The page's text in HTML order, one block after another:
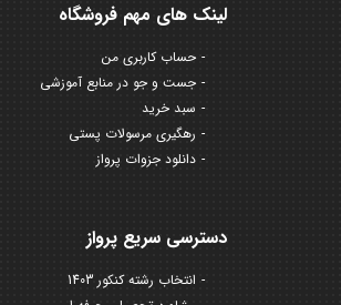
لینک های مهم فروشگاه
حساب کاربری من
جست و جو در منابع آموزشی
سبد خرید
رهگیری مرسولات پستی
دانلود جزوات پرواز
دسترسی سریع پرواز
انتخاب رشته کنکور 1403